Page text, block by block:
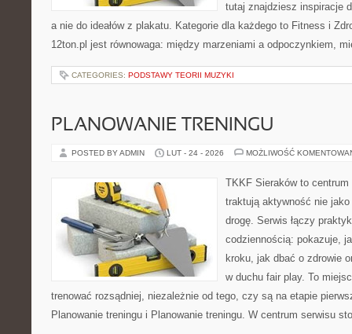
tutaj znajdziesz inspiracje
a nie do ideałów z plakatu. Kategorie dla każdego to Fitness i
12ton.pl jest równowaga: między marzeniami a odpoczynkiem,
CATEGORIES: PODSTAWY TEORII MUZYKI
PLANOWANIE TRENINGU
POSTED BY ADMIN LUT - 24 - 2026 MOŻLIWOŚĆ
TKKF Sieraków to
traktują aktywność nie
drogę. Serwis łączy
codziennością: pokazuje,
kroku, jak dbać o zdrowie
w duchu fair play. To
trenować rozsądniej, niezależnie od tego, czy są na etapie
Planowanie treningu i Planowanie treningu. W centrum serwisu